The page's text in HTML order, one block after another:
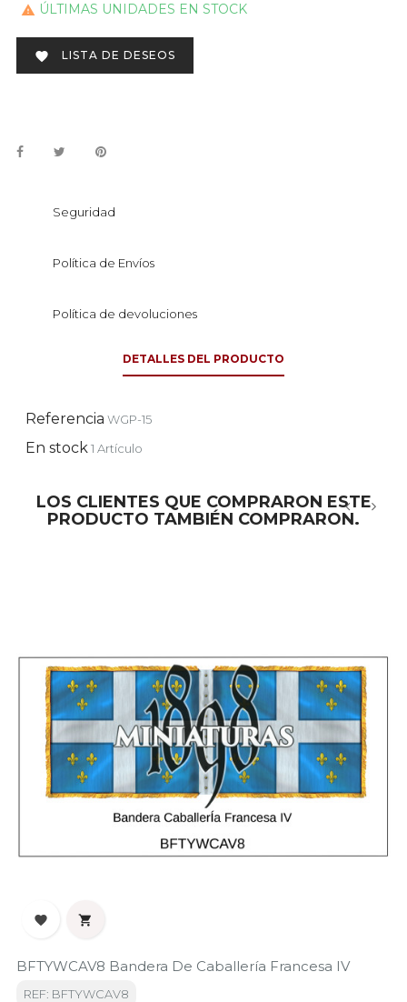
 ÚLTIMAS UNIDADES EN STOCK
 LISTA DE DESEOS
Seguridad
Política de Envíos
Política de devoluciones
DETALLES DEL PRODUCTO
Referencia WGP-15
En stock1 Artículo
LOS CLIENTES QUE COMPRARON ESTE
PRODUCTO TAMBIÉN COMPRARON.
 
BFTYWCAV8 Bandera De Caballería Francesa IV
REF: BFTYWCAV8